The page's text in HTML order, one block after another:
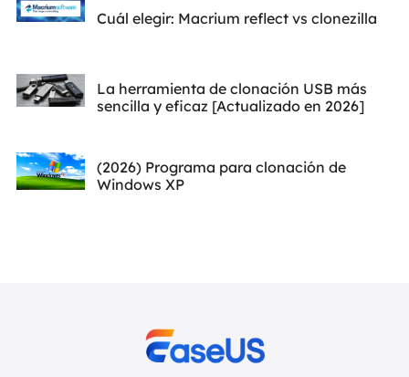
Cuál elegir: Macrium reflect vs clonezilla
La herramienta de clonación USB más
sencilla y eficaz [Actualizado en 2026]
(2026) Programa para clonación de
Windows XP